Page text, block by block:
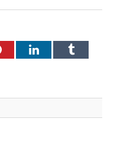
PinterestLinkedInTumblr